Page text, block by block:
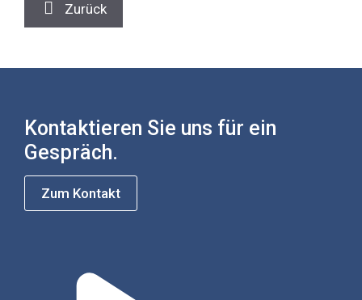
Zurück
Kontaktieren Sie uns für ein
Gespräch.
Zum Kontakt